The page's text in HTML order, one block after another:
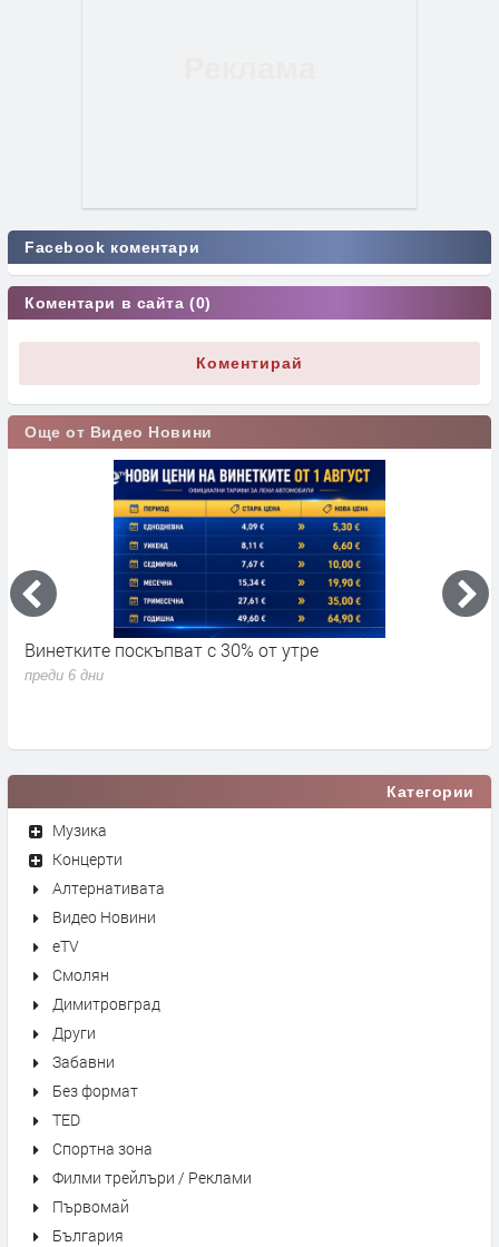
Facebook коментари
Коментари в сайта (0)
Коментирай
Още от Видео Новини
Винетките поскъпват с 30% от утре
преди 6 дни
Категории
Музика
Концерти
Алтернативата
Видео Новини
eTV
Смолян
Димитровград
Други
Забавни
Без формат
TED
Спортна зона
Филми трейлъри / Реклами
Първомай
България